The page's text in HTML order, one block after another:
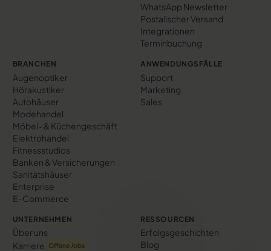
WhatsApp Newsletter
Postalischer Versand
Integrationen
Terminbuchung
BRANCHEN
Augenoptiker
Hörakustiker
Autohäuser
Modehandel
Möbel- & Küchengeschäft
Elektrohandel
Fitnessstudios
Banken & Versicherungen
Sanitätshäuser
Enterprise
E-Commerce
ANWENDUNGSFÄLLE
Support
Marketing
Sales
UNTERNEHMEN
Über uns
Karriere
Offene Jobs
RESSOURCEN
Erfolgs­geschichten
Blog